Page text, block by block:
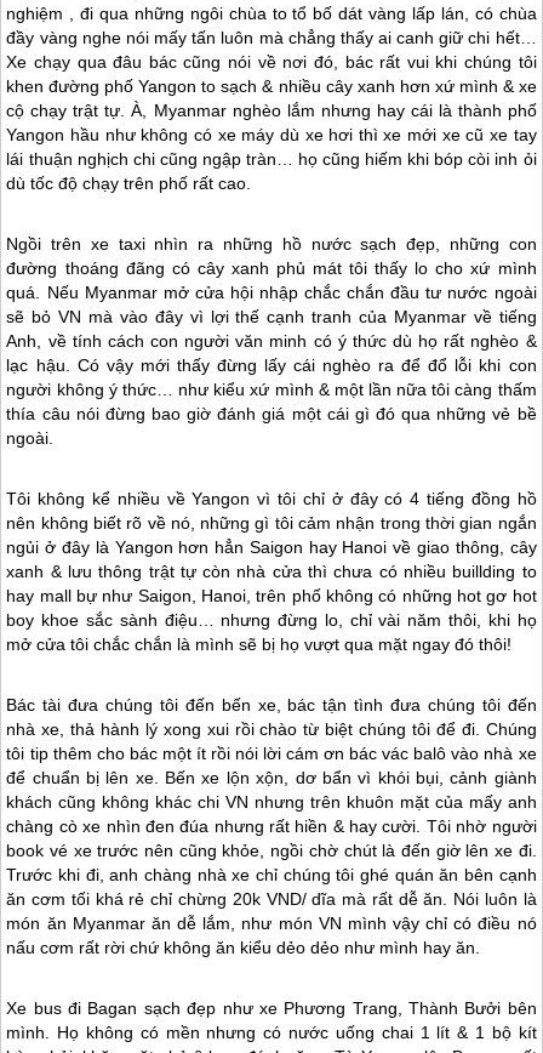
nghiệm , đi qua những ngôi chùa to tổ bố dát vàng lấp lán, có chùa
đầy vàng nghe nói mấy tấn luôn mà chẳng thấy ai canh giữ chi hết…
Xe chạy qua đâu bác cũng nói về nơi đó, bác rất vui khi chúng tôi
khen đường phố Yangon to sạch & nhiều cây xanh hơn xứ mình & xe
cộ chạy trật tự. À, Myanmarnghèo lắm nhưng hay cái là thành phố
Yangon hầu như không có xe máy dù xe hơi thì xe mới xe cũ xe tay
lái thuận nghịch chi cũng ngập tràn… họ cũng hiếm khi bóp còi inh ỏi
dù tốc độ chạy trên phố rất cao.
Ngồi trên xe taxi nhìn ra những hồ nước sạch đẹp, những con
đường thoáng đãng có cây xanh phủ mát tôi thấy lo cho xứ mình
quá. Nếu Myanmarmở cửa hội nhập chắc chắn đầu tư nước ngoài
sẽ bỏ VN mà vào đây vì lợi thế cạnh tranh của Myanmarvề tiếng
Anh, về tính cách con người văn minh có ý thức dù họ rất nghèo &
lạc hậu. Có vậy mới thấy đừng lấy cái nghèo ra để đổ lỗi khi con
người không ý thức… như kiểu xứ mình & một lần nữa tôi càng thấm
thía câu nói đừng bao giờ đánh giá một cái gì đó qua những vẻ bề
ngoài.
Tôi không kể nhiều về Yangon vì tôi chỉ ở đây có 4 tiếng đồng hồ
nên không biết rõ về nó, những gì tôi cảm nhận trong thời gian ngắn
ngủi ở đây là Yangon hơn hẳn Saigon hay Hanoi về giao thông, cây
xanh & lưu thông trật tự còn nhà cửa thì chưa có nhiều buillding to
hay mall bự như Saigon, Hanoi, trên phố không có những hot gơ hot
boy khoe sắc sành điệu… nhưng đừng lo, chỉ vài năm thôi, khi họ
mở cửa tôi chắc chắn là mình sẽ bị họ vượt qua mặt ngay đó thôi!
Bác tài đưa chúng tôi đến bến xe, bác tận tình đưa chúng tôi đến
nhà xe, thả hành lý xong xui rồi chào từ biệt chúng tôi để đi. Chúng
tôi tip thêm cho bác một ít rồi nói lời cám ơn bác vác balô vào nhà xe
để chuẩn bị lên xe. Bến xe lộn xộn, dơ bẩn vì khói bụi, cảnh giành
khách cũng không khác chi VN nhưng trên khuôn mặt của mấy anh
chàng cò xe nhìn đen đúa nhưng rất hiền & hay cười. Tôi nhờ người
book vé xe trước nên cũng khỏe, ngồi chờ chút là đến giờ lên xe đi.
Trước khi đi, anh chàng nhà xe chỉ chúng tôi ghé quán ăn bên cạnh
ăn cơm tối khá rẻ chỉ chừng 20k VND/ dĩa mà rất dễ ăn. Nói luôn là
món ăn Myanmarăn dễ lắm, như món VN mình vậy chỉ có điều nó
nấu cơm rất rời chứ không ăn kiểu dẻo dẻo như mình hay ăn.
Xe bus đi Bagan sạch đẹp như xe Phương Trang, Thành Bưởi bên
mình. Họ không có mền nhưng có nước uống chai 1 lít & 1 bộ kít